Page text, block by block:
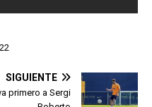
SIGUIENTE
primero a Sergi